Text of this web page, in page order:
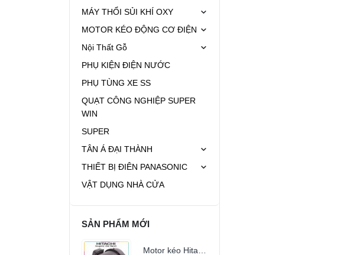
MÁY THỔI SỦI KHÍ OXY
MOTOR KÉO ĐỘNG CƠ ĐIỆN
Nội Thất Gỗ
PHỤ KIỆN ĐIỆN NƯỚC
PHỤ TÙNG XE SS
QUẠT CÔNG NGHIỆP SUPER
WIN
SUPER
TÂN Á ĐẠI THÀNH
THIẾT BỊ ĐIÊN PANASONIC
VẬT DỤNG NHÀ CỬA
SẢN PHẨM MỚI